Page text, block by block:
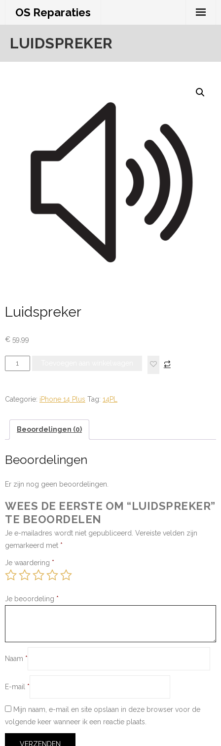
OS Reparaties
LUIDSPREKER
Luidspreker
€ 59,99
Luidspreker
aantal
Categorie: iPhone 14 Plus Tag: 14PL
Beoordelingen (0)
Beoordelingen
Er zijn nog geen beoordelingen.
WEES DE EERSTE OM “LUIDSPREKER”
TE BEOORDELEN
Je e-mailadres wordt niet gepubliceerd. Vereiste velden zijn
gemarkeerd met *
Je waardering *
Je beoordeling *
Naam *
E-mail *
Mijn naam, e-mail en site opslaan in deze browser voor de
volgende keer wanneer ik een reactie plaats.